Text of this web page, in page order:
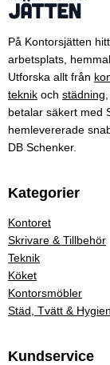
På Kontorsjätten
arbetsplats,
Utforska allt från
teknik och städning
betalar säkert med
hemlevererade
DB Schenker.
Kategorier
Kontoret
Skrivare & Tillbehör
Teknik
Köket
Kontorsmöbler
Städ, Tvätt & Hygien
Kundservice